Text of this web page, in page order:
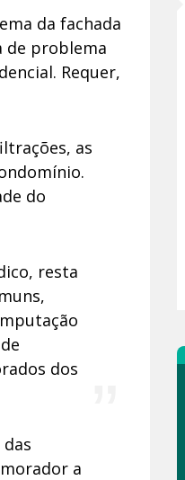
da fachada
de problema
Requer,
as
do
resta
dos
a